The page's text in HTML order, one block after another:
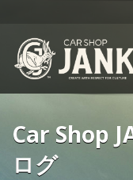
Car Shop
ログ